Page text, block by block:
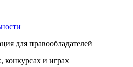
для правообладателей
конкурсах и играх